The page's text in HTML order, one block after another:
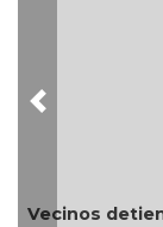
del
Previous